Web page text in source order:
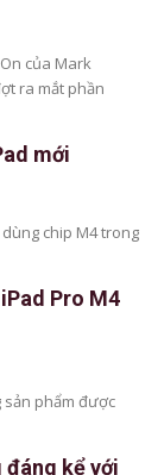
của Mark
ra mắt phần
mới
chip M4 trong
Pro M4
sản phẩm được
đáng kể với